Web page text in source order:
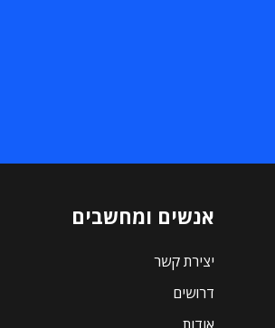
אנשים ומחשבים
יצירת קשר
דרושים